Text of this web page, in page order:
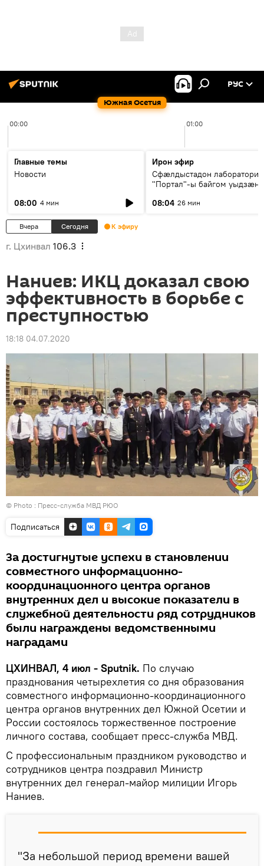
Южная Осетия
РУС
00:00 01:00
Главные темы
Новости
08:00 4 мин
Ирон эфир
Сфæлдыстадон лаборатори
"Портал"-ы байгом уыдзæн
Æхсары куыстыты равдыст
08:04 26 мин
Вчера Сегодня К эфиру
г. Цхинвал 106.3
Наниев: ИКЦ доказал свою
эффективность в борьбе с
преступностью
18:18 04.07.2020
© Photo : Пресс-служба МВД РЮО
Подписаться
За достигнутые успехи в становлении
совместного информационно-
координационного центра органов
внутренних дел и высокие показатели в
служебной деятельности ряд сотрудников
были награждены ведомственными
наградами
ЦХИНВАЛ, 4 июл - Sputnik. По случаю
празднования четырехлетия со дня образования
совместного информационно-координационного
центра органов внутренних дел Южной Осетии и
России состоялось торжественное построение
личного состава, сообщает пресс-служба МВД.
С профессиональным праздником руководство и
сотрудников центра поздравил Министр
внутренних дел генерал-майор милиции Игорь
Наниев.
"За небольшой период времени вашей